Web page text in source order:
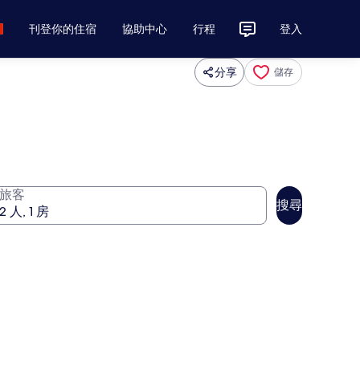
刊登你的住宿 協助中心 行程 登入
分享 儲存
旅客
搜尋